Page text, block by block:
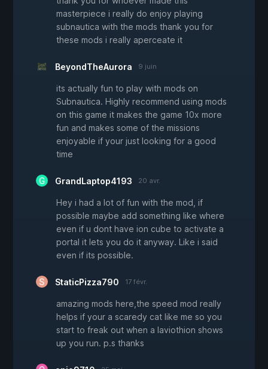
masterpiece i really do enjoy playing
subnautica with the mods thank you for
these mods i really aperceate it
BeyondTheAurora 9 juin
its actually fun to play with mods on
Subnautica. Highly recommend using mods
on this game it makes the game 10x more
fun and makes some of the missions
enjoyable if your just looking for a good
time
GrandLaptop4193 20 avr.
Hey i had a lot of fun with the mod, if
possible maybe add something like where
even if u dont have ion cube to activate a
portal it lets you do it anyway. Like i said
even if its possible.
StaticPizza790 17 févr.
amazing mods here,the speed mod really
helps if your a scaredy cat like me so you
start to freak out when a laviothion shows
up you run. p.s thanks